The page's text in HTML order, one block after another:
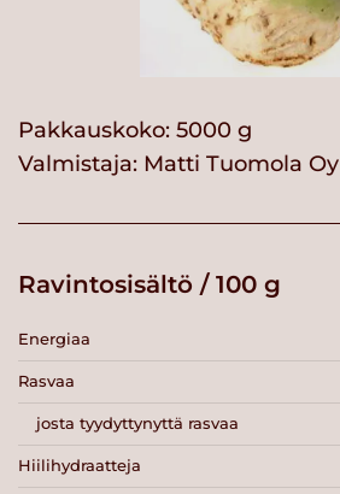
Pakkauskoko: 5000 g
Valmistaja: Matti Tuomola Oy
Ravintosisältö / 100 g
Energiaa
Rasvaa
josta tyydyttynyttä rasvaa
Hiilihydraatteja